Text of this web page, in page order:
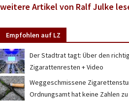
weitere Artikel von Ralf Julke
Empfohlen auf LZ
Der Stadtrat tagt: Über den
Zigarattenresten + Video
Weggeschmissene
Ordnungsamt hat keine Zahlen